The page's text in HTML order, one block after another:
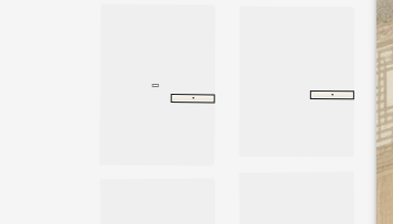
逃难舍侄，守信赴义
第一则
· 荣辱
·